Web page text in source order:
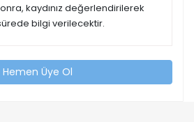
kaydınız değerlendirilerek
bilgi verilecektir.
Hemen Üye Ol